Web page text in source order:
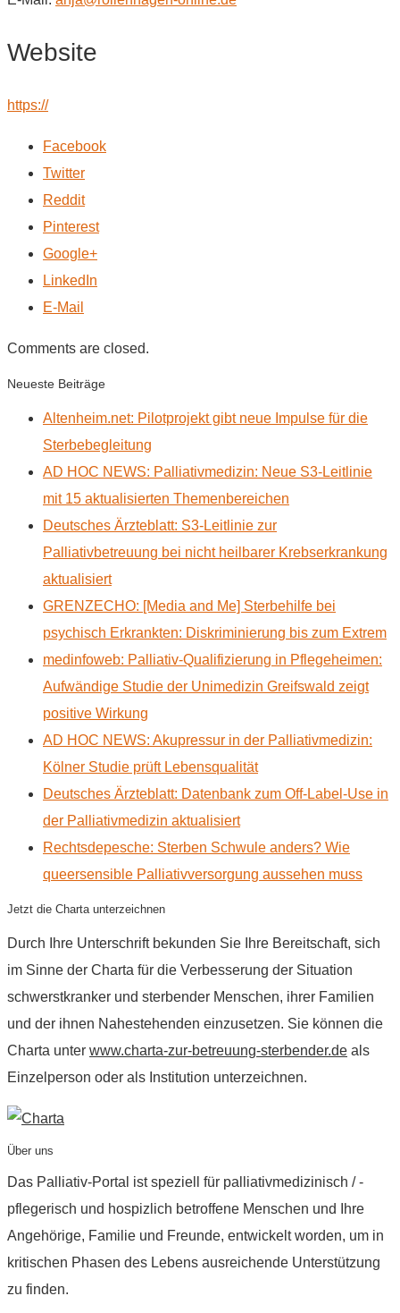
Website
https://
Facebook
Twitter
Reddit
Pinterest
Google+
LinkedIn
E-Mail
Comments are closed.
Neueste Beiträge
Altenheim.net: Pilotprojekt gibt neue Impulse für die
Sterbebegleitung
AD HOC NEWS: Palliativmedizin: Neue S3-Leitlinie
mit 15 aktualisierten Themenbereichen
Deutsches Ärzteblatt: S3-Leitlinie zur
Palliativbetreuung bei nicht heilbarer Krebserkrankung
aktualisiert
GRENZECHO: [Media and Me] Sterbehilfe bei
psychisch Erkrankten: Diskriminierung bis zum Extrem
medinfoweb: Palliativ-Qualifizierung in Pflegeheimen:
Aufwändige Studie der Unimedizin Greifswald zeigt
positive Wirkung
AD HOC NEWS: Akupressur in der Palliativmedizin:
Kölner Studie prüft Lebensqualität
Deutsches Ärzteblatt: Datenbank zum Off-Label-Use in
der Palliativmedizin aktualisiert
Rechtsdepesche: Sterben Schwule anders? Wie
queersensible Palliativversorgung aussehen muss
Jetzt die Charta unterzeichnen
Durch Ihre Unterschrift bekunden Sie Ihre Bereitschaft, sich
im Sinne der Charta für die Verbesserung der Situation
schwerstkranker und sterbender Menschen, ihrer Familien
und der ihnen Nahestehenden einzusetzen. Sie können die
Charta unter www.charta-zur-betreuung-sterbender.de als
Einzelperson oder als Institution unterzeichnen.
Über uns
Das Palliativ-Portal ist speziell für palliativmedizinisch / -
pflegerisch und hospizlich betroffene Menschen und Ihre
Angehörige, Familie und Freunde, entwickelt worden, um in
kritischen Phasen des Lebens ausreichende Unterstützung
zu finden.